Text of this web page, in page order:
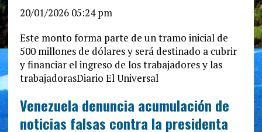
20/01/2026 05:24 pm
Este monto forma parte de un tramo inicial de
500 millones de dólares y será destinado a cubrir
y financiar el ingreso de los trabajadores y las
trabajadorasDiario El Universal
Venezuela denuncia acumulación de
noticias falsas contra la presidenta